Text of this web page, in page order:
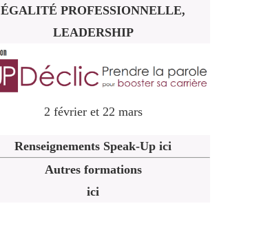
ÉGALITÉ PROFESSIONNELLE,
LEADERSHIP
2 février et 22 mars
Renseignements Speak-Up ici
Autres formations
ici